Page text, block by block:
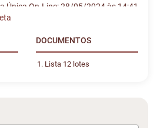
Única On-Line: 28/05/2024 às 14:41
DOCUMENTOS
Lista 12 lotes